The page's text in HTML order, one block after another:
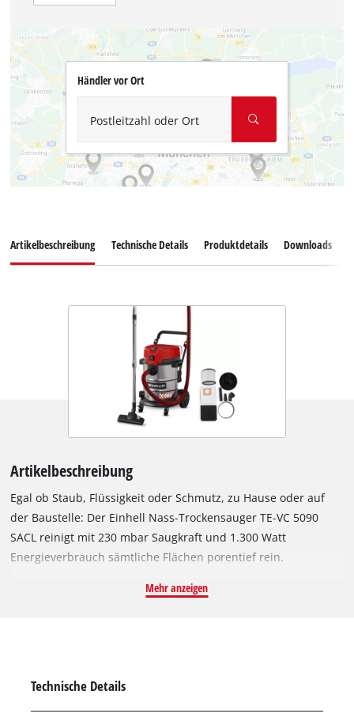
Händler vor Ort
Postleitzahl oder Ort
Artikelbeschreibung Technische Details Produktdetails Downloads
Artikelbeschreibung
Egal ob Staub, Flüssigkeit oder Schmutz, zu Hause oder auf
der Baustelle: Der Einhell Nass-Trockensauger TE-VC 5090
SACL reinigt mit 230 mbar Saugkraft und 1.300 Watt
Energieverbrauch sämtliche Flächen porentief rein.
Glattböden, einer Polsterdüse für Autositze und andere
Schaumstofffilter zum Nasssaugen und ein HEPA-Faltenfilter,
ebenso wie ein langlebiger, reißfester Vliesbeutel zum
Mehr anzeigen
Technische Details